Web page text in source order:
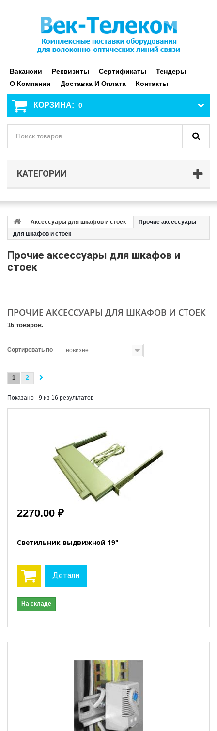
Вакансии Реквизиты Сертификаты
Тендеры
О Компании
Доставка И Оплата Контакты
КОРЗИНА: 0
КАТЕГОРИИ
Аксессуары для шкафов и стоек
Прочие аксессуары
для шкафов и стоек
Прочие аксессуары для шкафов и
стоек
ПРОЧИЕ АКСЕССУАРЫ ДЛЯ ШКАФОВ И СТОЕК
16 товаров.
Сортировать по новизне
1 2
Показано –9 из 16 результатов
2270.00 ₽
Светильник выдвижной 19"
Детали
На складе